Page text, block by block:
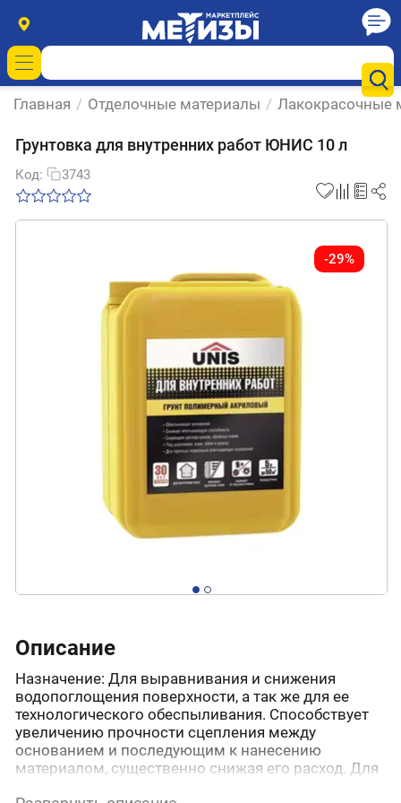
Главная / Отделочные материалы / Лакокрасочные
Грунтовка для внутренних работ ЮНИС 10 л
Код: 3743
-29%
Описание
Назначение: Для выравнивания и снижения
водопоглощения поверхности, а так же для ее
технологического обеспыливания. Способствует
увеличению прочности сцепления между
основанием и последующим к нанесению
материалом, существенно снижая его расход. Для